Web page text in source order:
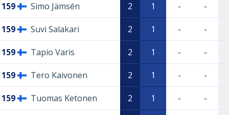
159 Simo Jämsén 2 1 - -
159 Suvi Salakari 2 1 - -
159 Tapio Varis 2 1 - -
159 Tero Kaivonen 2 1 - -
159 Tuomas Ketonen 2 1 - -